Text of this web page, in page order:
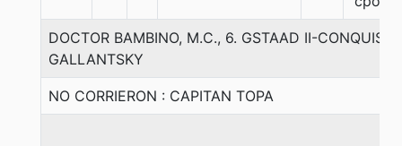
DOCTOR BAMBINO, M.C., 6. GSTAAD II-
GALLANTSKY
NO CORRIERON : CAPITAN TOPA